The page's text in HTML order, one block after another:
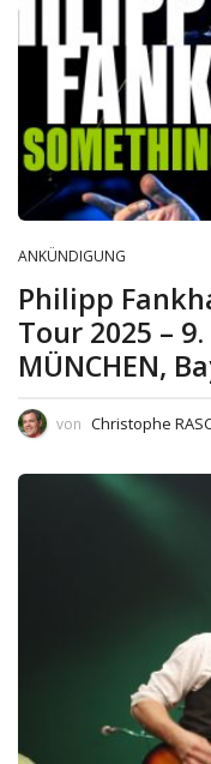
ANKÜNDIGUNG
Philipp
Tour 2025 –
MÜNCHEN,
von Christophe